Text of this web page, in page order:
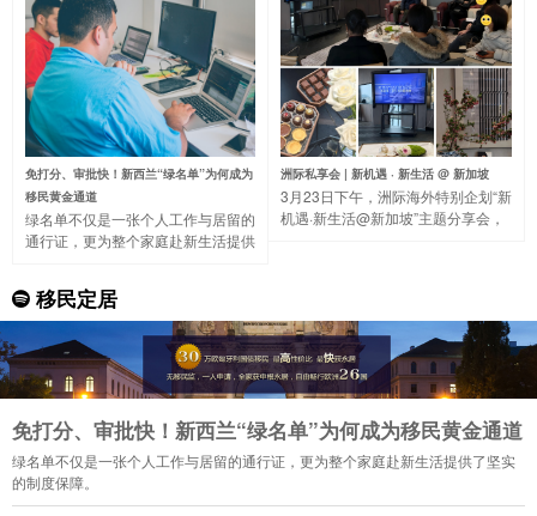
免打分、审批快！新西兰“绿名单”为何成为
移民黄金通道
绿名单不仅是一张个人工作与居留的
通行证，更为整个家庭赴新生活提供
洲际私享会 | 新机遇 · 新生活 @ 新加坡
3月23日下午，洲际海外特别企划“新
机遇·新生活@新加坡”主题分享会，
移民定居
免打分、审批快！新西兰“绿名单”为何成为移民黄金通道
绿名单不仅是一张个人工作与居留的通行证，更为整个家庭赴新生活提供了坚实
的制度保障。